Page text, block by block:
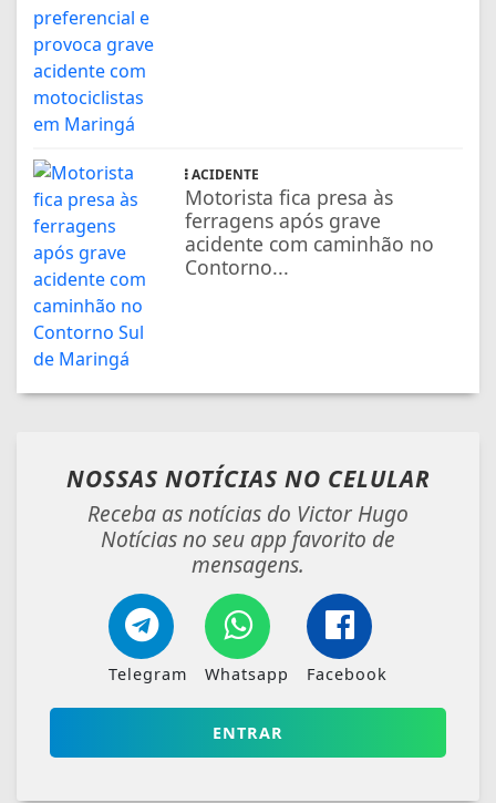
ACIDENTE
Motorista fica presa às
ferragens após grave
acidente com caminhão no
Contorno...
NOSSAS NOTÍCIAS NO CELULAR
Receba as notícias do Victor Hugo
Notícias no seu app favorito de
mensagens.
Telegram Whatsapp Facebook
ENTRAR